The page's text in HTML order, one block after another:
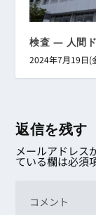
検査 ― 人間
2024年7月19日(
返信を残す
メールアドレス
ている欄は必須